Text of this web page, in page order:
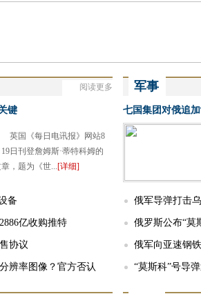
阅读更多
键
英国《每日电讯报》网站8
19日刊登詹姆斯·蒂特科姆的
，题为《世...[详细]
备
亿收购推特
协议
辨率图像？官方否认
军事
七国集团对俄追
俄军导弹打击
俄罗斯公布“莫
俄军向亚速钢
“莫斯科”号导